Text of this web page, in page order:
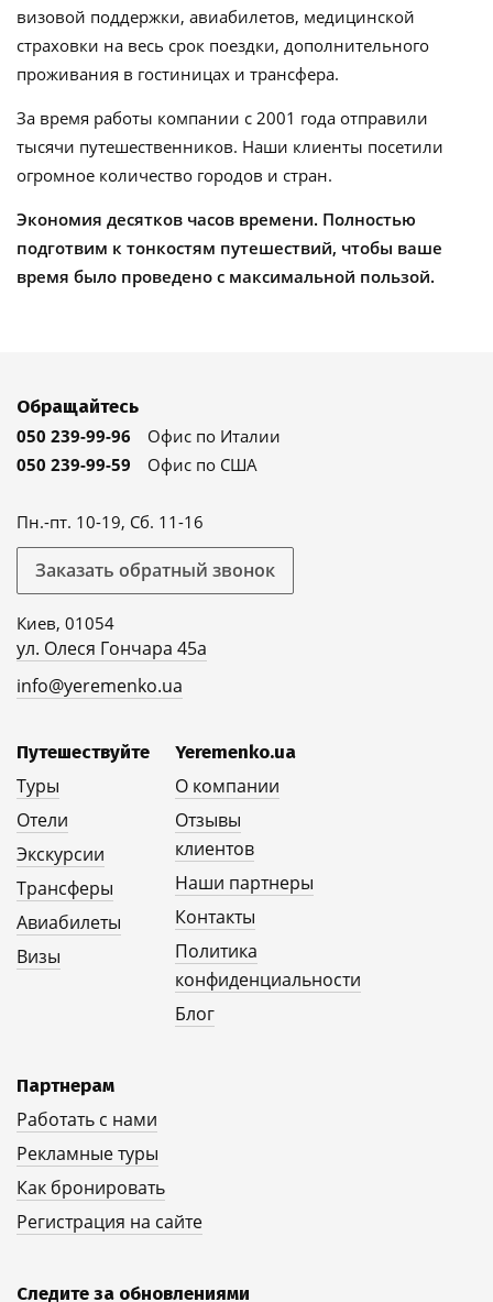
визовой поддержки, авиабилетов, медицинской
страховки на весь срок поездки, дополнительного
проживания в гостиницах и трансфера.
За время работы компании с 2001 года отправили
тысячи путешественников. Наши клиенты посетили
огромное количество городов и стран.
Экономия десятков часов времени. Полностью
подготвим к тонкостям путешествий, чтобы ваше
время было проведено с максимальной пользой.
Обращайтесь
050 239-99-96
Офис по Италии
050 239-99-59
Офис по США
Пн.-пт. 10-19, Сб. 11-16
Заказать обратный звонок
Киев, 01054
ул. Олеся Гончара 45а
info@yeremenko.ua
Путешествуйте
Туры
Отели
Экскурсии
Трансферы
Авиабилеты
Визы
Yeremenko.ua
О компании
Отзывы
клиентов
Наши партнеры
Контакты
Политика
конфиденциальности
Блог
Партнерам
Работать с нами
Рекламные туры
Как бронировать
Регистрация на сайте
Следите за обновлениями